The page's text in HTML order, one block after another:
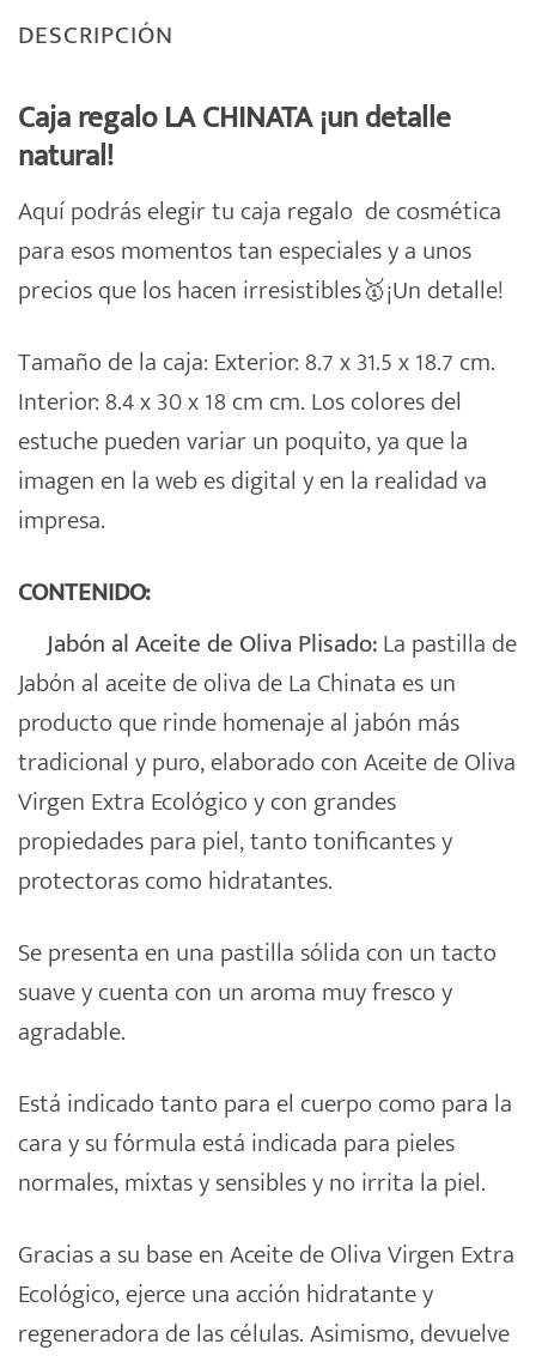
DESCRIPCIÓN
Caja regalo LA CHINATA ¡un detalle
natural!
Aquí podrás elegir tu caja regalo decosmética
para esos momentos tan especiales y a unos
precios que los hacen irresistibles🥇¡Un detalle!
Tamaño de la caja: Exterior: 8.7 x 31.5 x 18.7 cm.
Interior: 8.4 x 30 x 18 cm cm. Los colores del
estuche pueden variar un poquito, ya que la
imagen en la web es digital y en la realidad va
impresa.
CONTENIDO:
Jabón al Aceite de Oliva Plisado:La pastilla de
Jabón al aceite de oliva de La Chinata es un
producto que rinde homenaje al jabón más
tradicional y puro, elaborado con Aceite de Oliva
Virgen Extra Ecológico y con grandes
propiedades para piel, tanto tonificantes y
protectoras como hidratantes.
Se presenta en una pastilla sólida con un tacto
suave y cuenta con un aroma muy fresco y
agradable.
Está indicado tanto para el cuerpo como para la
cara y su fórmula está indicada para pieles
normales, mixtas y sensibles y no irrita la piel.
Gracias a su base en Aceite de Oliva Virgen Extra
Ecológico, ejerce una acción hidratante y
regeneradora de las células. Asimismo, devuelve